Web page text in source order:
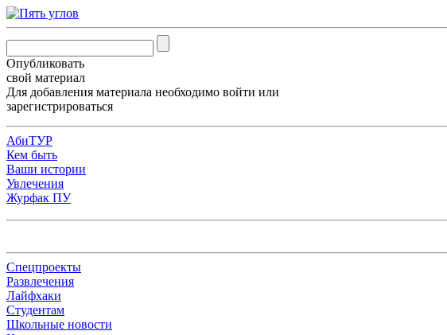
Опубликовать
свой материал
Для добавления материала необходимо войти или
зарегистрироваться
АбиТУР
Кем быть
Ваши истории
Увлечения
Журфак ПУ
Спецпроекты
Развлечения
Лайфхаки
Студентам
Школьные новости